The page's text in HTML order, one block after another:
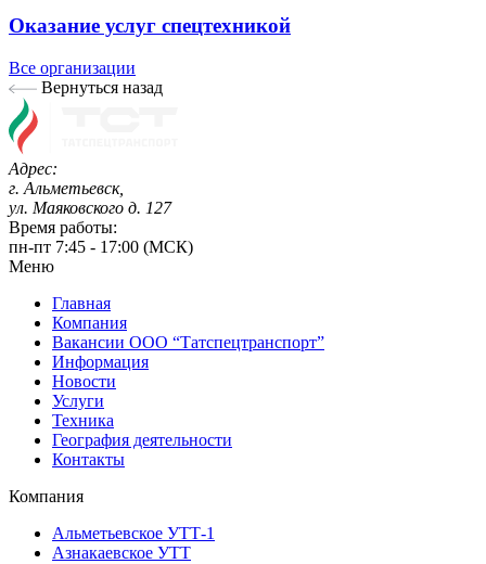
Оказание услуг спецтехникой
Все организации
Вернуться назад
Адрес:
г. Альметьевск,
ул. Маяковского д. 127
Время работы:
пн-пт 7:45 - 17:00 (МСК)
Меню
Главная
Компания
Вакансии ООО “Татспецтранспорт”
Информация
Новости
Услуги
Техника
География деятельности
Контакты
Компания
Альметьевское УТТ-1
Азнакаевское УТТ